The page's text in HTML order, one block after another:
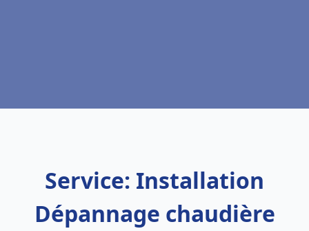
Service: Installation
Dépannage chaudière